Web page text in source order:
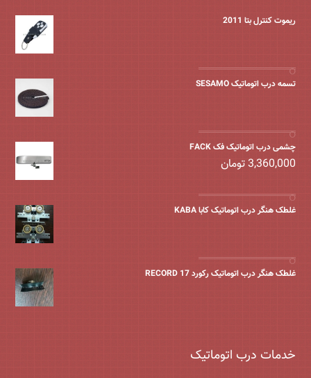
ریموت کنترل بتا 2011
تسمه درب اتوماتیک SESAMO
چشمی درب اتوماتیک فک FACK
3,360,000تومان
غلطک هنگر درب اتوماتیک کابا KABA
غلطک هنگر درب اتوماتیک رکورد 17 RECORD
خدمات درب اتوماتیک